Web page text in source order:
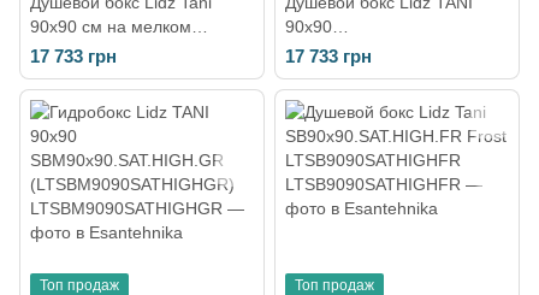
90x90 см на мелком
поддоне
SB90x90.SAT.LOW.GR
(LTSB9090SATLOWGR)
17 733 грн
90х90
SB90x90.SAT.HIGH.GR
(LTSB9090SATHIGHGR)
17 733 грн
Топ продаж
Топ продаж